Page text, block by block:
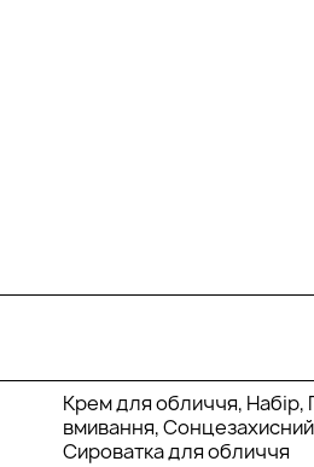
Крем для обличчя, Набір,
вмивання,
Сироватка для обличчя